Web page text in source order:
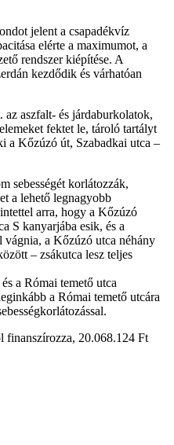
jelent a csapadékvíz
elérte a maximumot, a
rendszer kiépítése. A
kezdődik és várhatóan
aszfalt- és járdaburkolatok,
fektet le, tároló tartályt
a Kőzúzó út, Szabadkai utca –
sebességét korlátozzák,
a lehető legnagyobb
arra, hogy a Kőzúzó
S kanyarjába esik, és a
vágnia, a Kőzúzó utca néhány
– zsákutca lesz teljes
a Római temető utca
a Római temető utcára
finanszírozza, 20.068.124 Ft